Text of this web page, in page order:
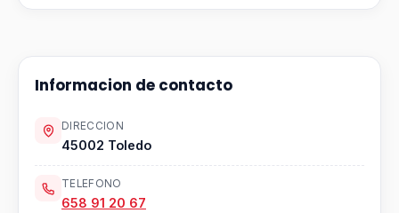
Informacion de contacto
DIRECCION
45002 Toledo
TELEFONO
658 91 20 67